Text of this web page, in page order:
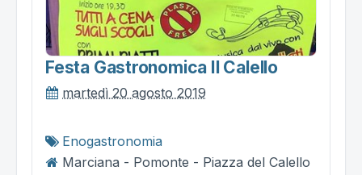
Festa Gastronomica Il Calello
martedì 20 agosto 2019
Enogastronomia
Marciana - Pomonte - Piazza del Calello